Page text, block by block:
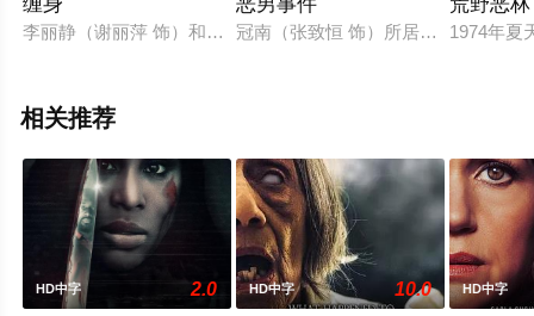
李丽静（谢丽萍 饰）和妹妹李丽秀（河莉秀 饰）是情同手足的
冠南（张致恒 饰）所居住的屋村，
1974年夏
相关推荐
HD中字 2.0 HD中字 10.0 HD中字